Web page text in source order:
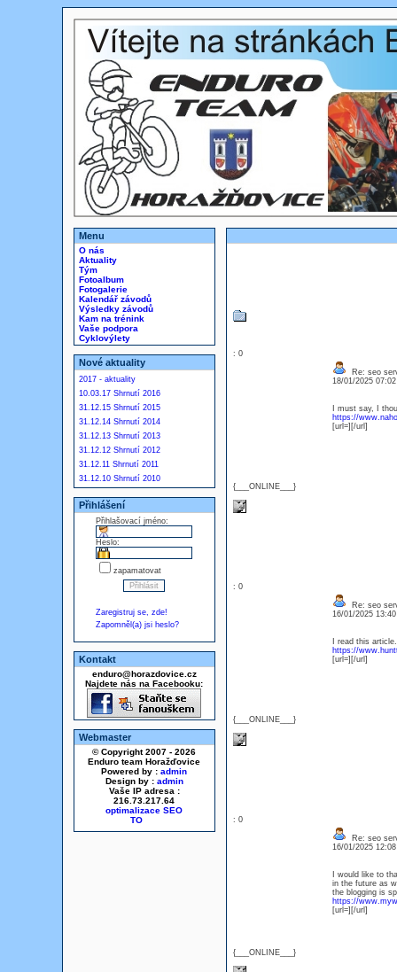
Menu
O nás
Aktuality
Tým
Fotoalbum
Fotogalerie
Kalendář závodů
Výsledky závodů
Kam na trénink
Vaše podpora
Cyklovýlety
Nové aktuality
2017 - aktuality
10.03.17 Shrnutí 2016
31.12.15 Shrnutí 2015
31.12.14 Shrnutí 2014
31.12.13 Shrnutí 2013
31.12.12 Shrnutí 2012
31.12.11 Shrnutí 2011
31.12.10 Shrnutí 2010
Přihlášení
Přihlašovací jméno:
Heslo:
zapamatovat
Zaregistruj se, zde!
Zapomněl(a) jsi heslo?
Kontakt
enduro@horazdovice.cz
Najdete nás na Facebooku:
Webmaster
© Copyright 2007 - 2026
Enduro team Horažďovice
Powered by : admin
Design by : admin
Vaše IP adresa :
216.73.217.64
optimalizace SEO
: 0
{___ONLINE___}
Re: seo
18/01/2025
I must say, I
https://
[url=][/url]
: 0
{___ONLINE___}
Re: seo
16/01/2025
I read this
https://
[url=][/url]
: 0
{___ONLINE___}
Re: seo
16/01/2025
I would like to
in the future as
the blogging is
https://
[url=][/url]